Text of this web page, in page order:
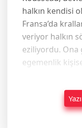
halkın kendisi
Fransa’da
veriyor halkın
eziliyordu.
egemenlik